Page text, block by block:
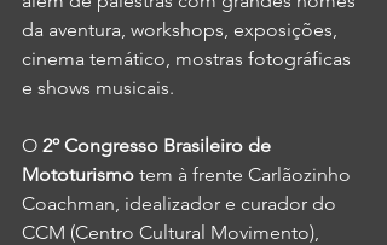
da aventura, workshops, exposições,
cinema temático, mostras fotográficas
e shows musicais.
O 2º Congresso Brasileiro de
Mototurismo tem à frente Carlãozinho
Coachman, idealizador e curador do
CCM (Centro Cultural Movimento),